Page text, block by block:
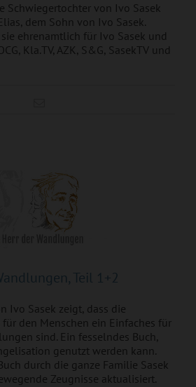
Schwiegertochter von Ivo Sasek
dem Sohn von Ivo Sasek.
ehrenamtlich für Ivo Sasek und
Kla.TV, AZK, S&G, SasekTV und
Teil 1+2
Ivo Sasek zeigt, dass die
den Menschen ein Einfaches für
sind. Ein fesselndes Buch,
genutzt werden kann.
durch die ganze Familie Sasek
Zeugnisse aktualisiert.